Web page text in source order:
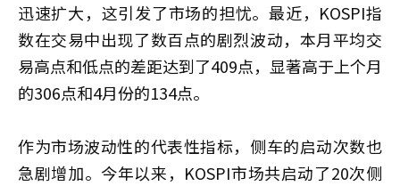
迅速扩大，这引发了市场的担忧。最近，KOSPI指
数在交易中出现了数百点的剧烈波动，本月平均交
易高点和低点的差距达到了409点，显著高于上个月
的306点和4月份的134点。
作为市场波动性的代表性指标，侧车的启动次数也
急剧增加。今年以来，KOSPI市场共启动了20次侧